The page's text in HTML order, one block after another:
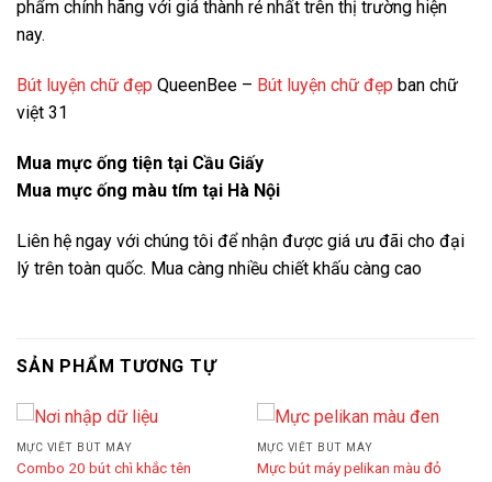
phẩm chính hãng với giá thành rẻ nhất trên thị trường hiện
nay.
Bút luyện chữ đẹp QueenBee – Bút luyện chữ đẹp ban chữ
việt 31
Mua mực ống tiện tại Cầu Giấy
Mua mực ống màu tím tại Hà Nội
Liên hệ ngay với chúng tôi để nhận được giá ưu đãi cho đại
lý trên toàn quốc. Mua càng nhiều chiết khấu càng cao
SẢN PHẨM TƯƠNG TỰ
MỰC VIẾT BÚT MÁY
Combo 20 bút chì khắc tên
MỰC VIẾT BÚT MÁY
Mực bút máy pelikan màu đỏ